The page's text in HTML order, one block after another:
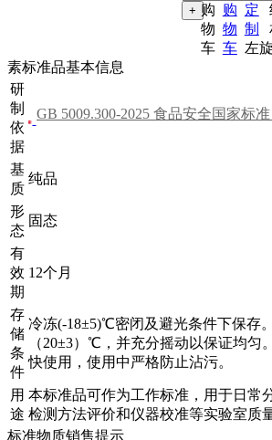
购
物
车
购
物
车
定
制
左
素标准品基本信息
研
制
依
据
基
质
纯品
形
态
固态
有
效
期
12个月
存
储
条
件
冷冻(-18±5)℃密闭及避光条件下保存
（20±3）℃，并充分摇动以保证均匀
快使用，使用中严格防止沾污。
用
途
本标准品可作为工作标准，用于日常
检测方法评价和仪器校准等实验室质
标准物质销售提示